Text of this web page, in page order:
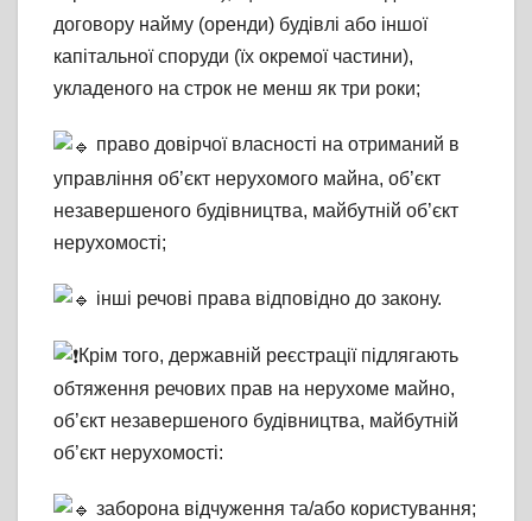
договору найму (оренди) будівлі або іншої
капітальної споруди (їх окремої частини),
укладеного на строк не менш як три роки;
право довірчої власності на отриманий в
управління об’єкт нерухомого майна, об’єкт
незавершеного будівництва, майбутній об’єкт
нерухомості;
інші речові права відповідно до закону.
Крім того, державній реєстрації підлягають
обтяження речових прав на нерухоме майно,
об’єкт незавершеного будівництва, майбутній
об’єкт нерухомості:
заборона відчуження та/або користування;